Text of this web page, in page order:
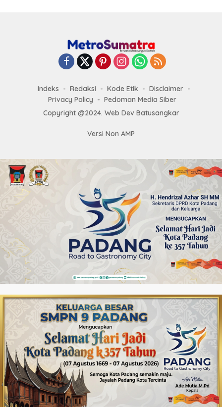
Indeks Redaksi Kode Etik
Disclaimer
Privacy Policy
Pedoman Media Siber
Copyright @2024. Web Dev Batusangkar
Versi Non AMP